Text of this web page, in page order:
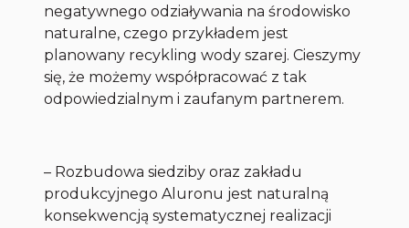
negatywnego odziaływania na środowisko
naturalne, czego przykładem jest
planowany recykling wody szarej. Cieszymy
się, że możemy współpracować z tak
odpowiedzialnym i zaufanym partnerem.
– Rozbudowa siedziby oraz zakładu
produkcyjnego Aluronu jest naturalną
konsekwencją systematycznej realizacji